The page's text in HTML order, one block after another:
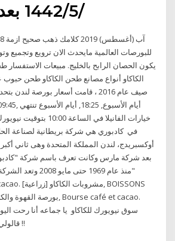
29‏‏/5‏‏/1442 بعد الهجرة
للبورصات العالمية مايحدث الان ترويع وتجميع
يكون الحصان الرابح بالخليج. مبيعات
الكاكاو أنواع مصانع طحن الكاكاو طحن
خيارات الفانيلا في
في كادبوري هي شركة بريطانية لصناعة
أوكسبريدج، لندن المملكة المتحدة وهى ثاني
بعد شركة مارس وكانت تعرف باسم شركة
"منذ عام 1969 حتى
سوق نيويورك للكاكاو يا جماعه أنا رحت
قالولي مافي كاكاو إسمه لندن !!